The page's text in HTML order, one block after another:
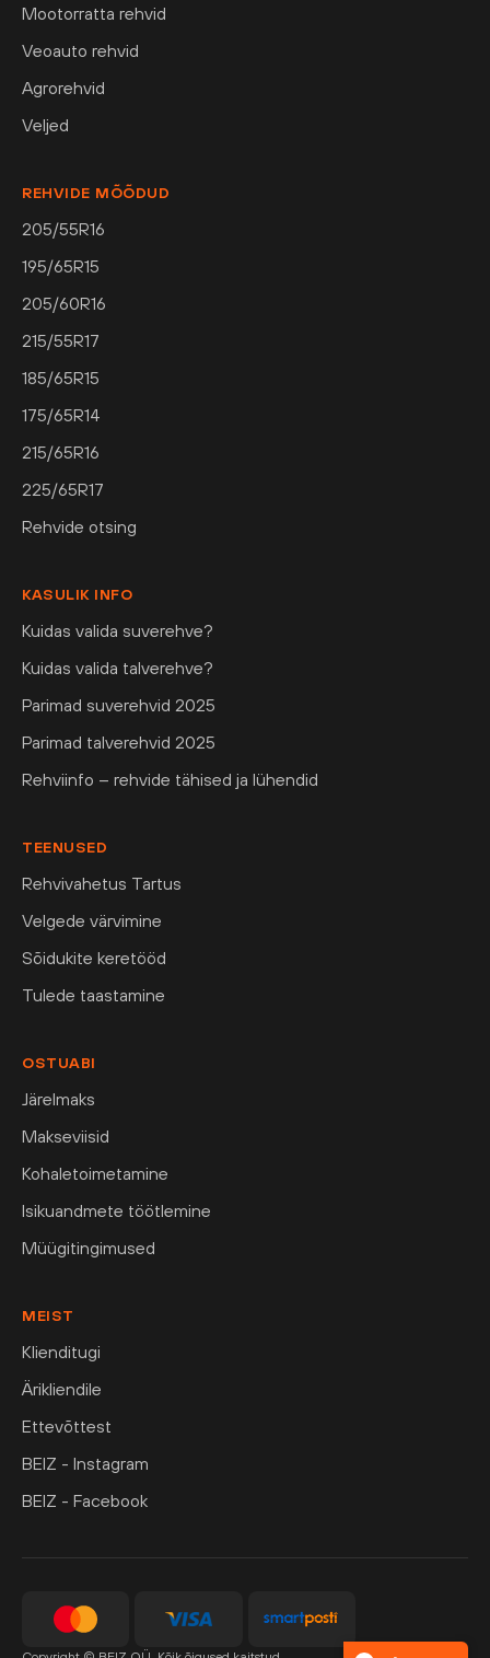
Mootorratta rehvid
Veoauto rehvid
Agrorehvid
Veljed
REHVIDE MÕÕDUD
205/55R16
195/65R15
205/60R16
215/55R17
185/65R15
175/65R14
215/65R16
225/65R17
Rehvide otsing
KASULIK INFO
Kuidas valida suverehve?
Kuidas valida talverehve?
Parimad suverehvid 2025
Parimad talverehvid 2025
Rehviinfo – rehvide tähised ja lühendid
TEENUSED
Rehvivahetus Tartus
Velgede värvimine
Sõidukite keretööd
Tulede taastamine
OSTUABI
Järelmaks
Makseviisid
Kohaletoimetamine
Isikuandmete töötlemine
Müügitingimused
MEIST
Klienditugi
Ärikliendile
Ettevõttest
BEIZ - Instagram
BEIZ - Facebook